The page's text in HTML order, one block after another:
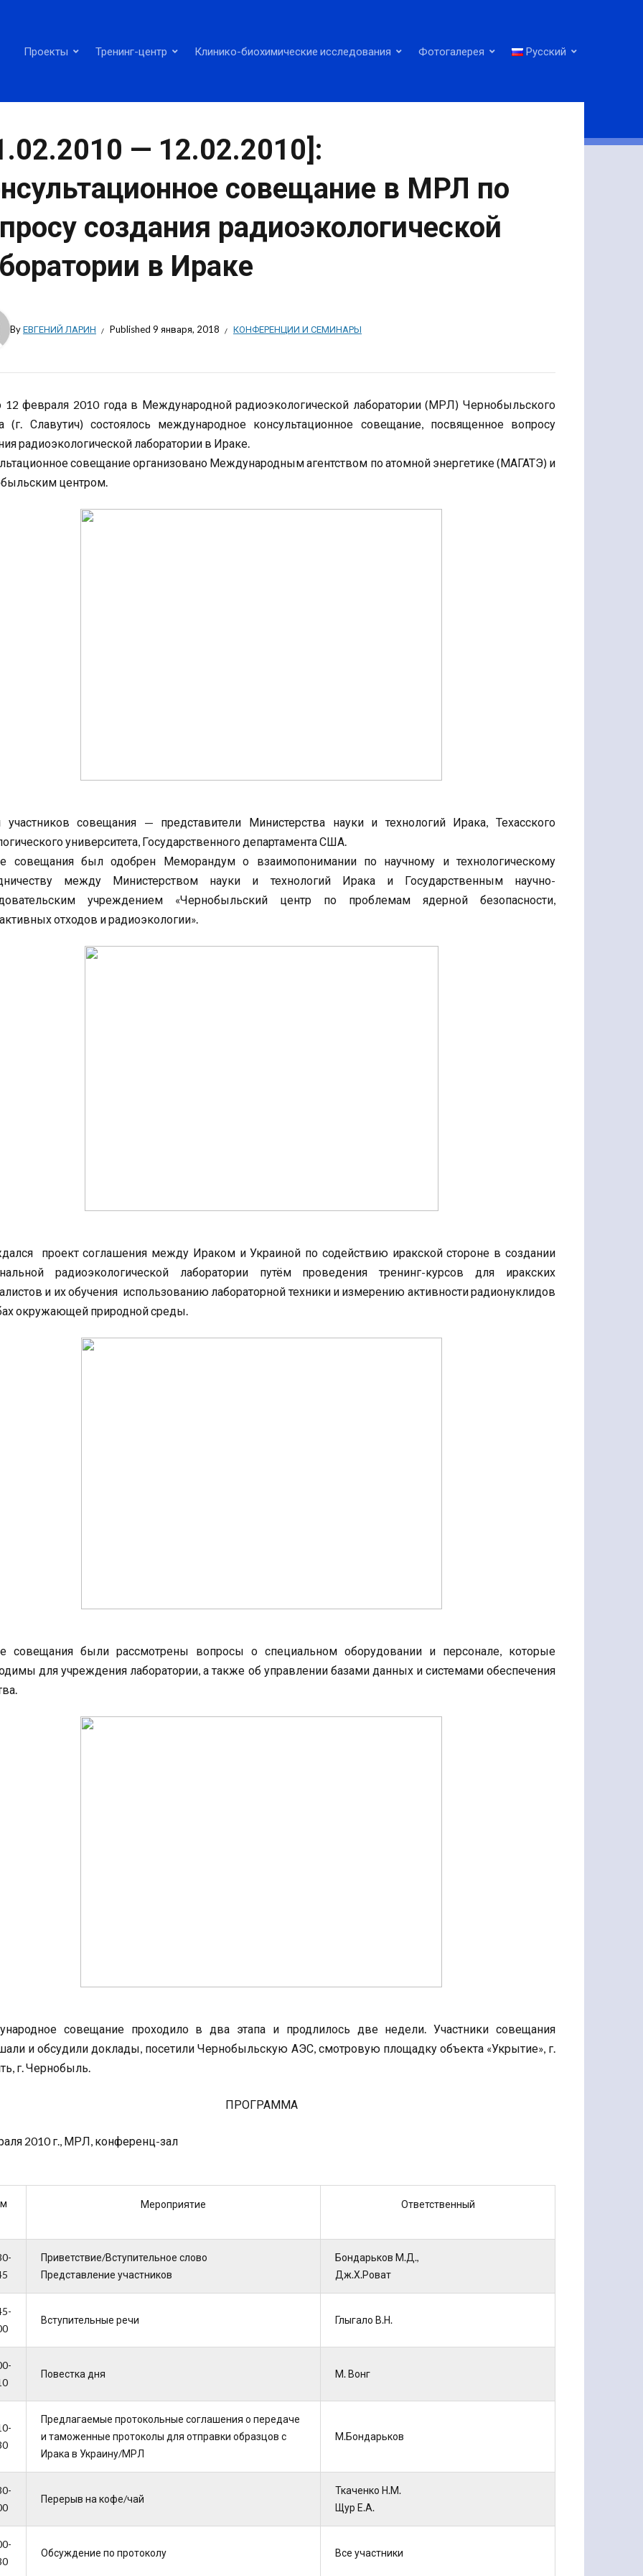
Проекты Тренинг-центр Клинико-биохимические исследования Фотогалерея Русский
— 12.02.2010]:
совещание в МРЛ по
создания радиоэкологической
в Ираке
ByЕВГЕНИЙ ЛАРИН Published 9 января, 2018 КОНФЕРЕНЦИИ И СЕМИНАРЫ
12 февраля 2010 года в Международной радиоэкологической лаборатории (МРЛ) Чернобыльского
(г. Славутич) состоялось международное консультационное совещание, посвященное вопросу
радиоэкологической лаборатории в Ираке.
совещание организовано Международным агентством по атомной энергетике (МАГАТЭ) и
центром.
участников совещания — представители Министерства науки и технологий Ирака, Техасского
университета, Государственного департамента США.
совещания был одобрен Меморандум о взаимопонимании по научному и технологическому
между Министерством науки и технологий Ирака и Государственным научно-
учреждением «Чернобыльский центр по проблемам ядерной безопасности,
отходов и радиоэкологии».
проект соглашения между Ираком и Украиной по содействию иракской стороне в создании
радиоэкологической лаборатории путём проведения тренинг-курсов для иракских
и их обучения использованию лабораторной техники и измерению активности радионуклидов
окружающей природной среды.
совещания были рассмотрены вопросы о специальном оборудовании и персонале, которые
для учреждения лаборатории, а также об управлении базами данных и системами обеспечения
совещание проходило в два этапа и продлилось две недели. Участники совещания
и обсудили доклады, посетили Чернобыльскую АЭС, смотровую площадку объекта «Укрытие», г.
г. Чернобыль.
ПРОГРАММА
2010 г., МРЛ, конференц-зал
Мероприятие Ответственный
Приветствие/Вступительное слово
Представление участников
Бондарьков М.Д.,
Дж.Х.Роват
Вступительные речи Глыгало В.Н.
Повестка дня М. Вонг
Предлагаемые протокольные соглашения о передаче
и таможенные протоколы для отправки образцов с
Ирака в Украину/МРЛ
М.Бондарьков
Перерыв на кофе/чай
Ткаченко Н.М.
Щур Е.А.
Обсуждение по протоколу Все участники